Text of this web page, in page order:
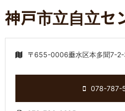
神戸市立自立セ
〒655-0006垂水区本多聞7-
078-787-